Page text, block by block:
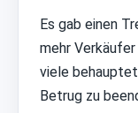
Es gab einen
mehr
viele
Betrug zu